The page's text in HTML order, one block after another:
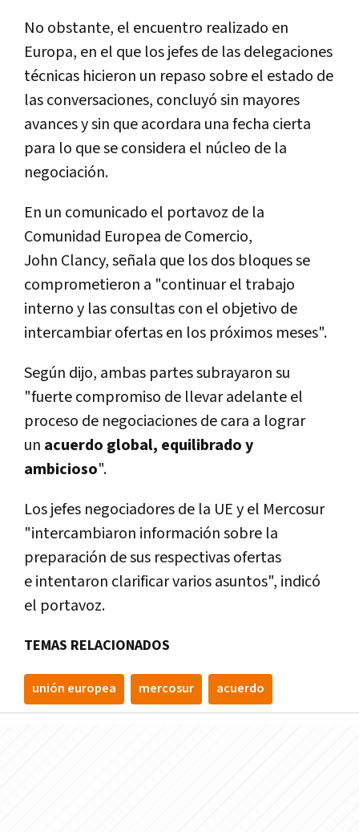
No obstante, el encuentro realizado en
Europa, en el que los jefes de las delegaciones
técnicas hicieron un repaso sobre el estado de
las conversaciones, concluyó sin mayores
avances y sin que acordara una fecha cierta
para lo que se considera el núcleo de la
negociación.
En un comunicado el portavoz de la
Comunidad Europea de Comercio,
John Clancy, señala que los dos bloques se
comprometieron a "continuar el trabajo
interno y las consultas con el objetivo de
intercambiar ofertas en los próximos meses".
Según dijo, ambas partes subrayaron su
"fuerte compromiso de llevar adelante el
proceso de negociaciones de cara a lograr
un acuerdo global, equilibrado y
ambicioso".
Los jefes negociadores de la UE y el Mercosur
"intercambiaron información sobre la
preparación de sus respectivas ofertas
e intentaron clarificar varios asuntos", indicó
el portavoz.
TEMAS RELACIONADOS
unión europea mercosur acuerdo